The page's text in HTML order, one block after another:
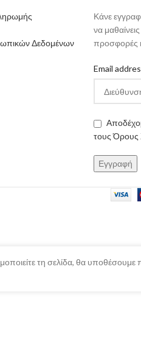
Δεδομένων
Κάνε
να
προσφορές
Email
τους Όρους
τη σελίδα, θα υποθέσουμε